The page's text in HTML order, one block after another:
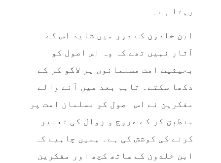
رہتا ہے۔
ابن خلدون کے دور میں شاید اس کے
آثار نہیں تھے کہ وہ اس اصول کو
بحیثیت امت مسلمانوں پر لاگو کر کے
دکھا سکتے۔ تاہم بعد میں آنے والے
مفکرین نے اس اصول کو مسلمان امت پر
منطبق کر کے عروج و زوال کی تعبیر
کرنے کی کوشش کی ہے۔ ہمیں چاہیے کہ
ابن خلدون کے ساتھ کچھ اور مفکرین